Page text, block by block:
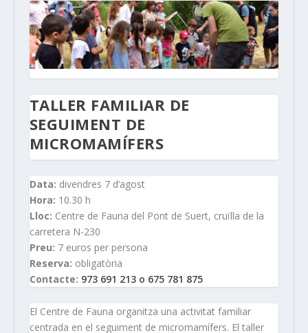
TALLER FAMILIAR DE
SEGUIMENT DE
MICROMAMÍFERS
Data: divendres 7 d’agost
Hora: 10.30 h
Lloc: Centre de Fauna del Pont de Suert, cruïlla de la
carretera N-230
Preu: 7 euros per persona
Reserva: obligatòria
Contacte: 973 691 213 o 675 781 875
El Centre de Fauna organitza una activitat familiar
centrada en el seguiment de micromamífers. El taller